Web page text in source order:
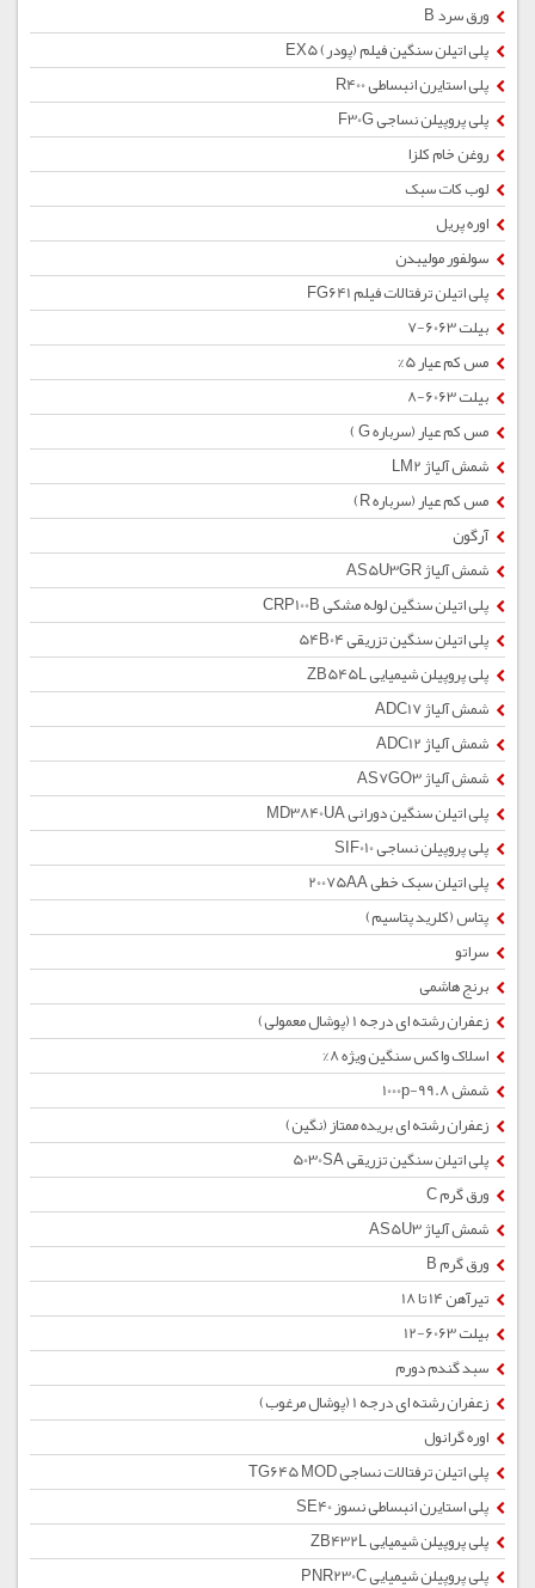
ورق سرد B
پلی اتیلن سنگین فیلم (پودر) EX5
پلی استایرن انبساطی R400
پلی پروپیلن نساجی F30G
روغن خام کلزا
لوب کات سبک
اوره پریل
سولفور مولیبدن
پلی اتیلن ترفتالات فیلم FG641
بیلت 6063-7
مس کم عیار 5%
بیلت 6063-8
مس کم عیار (سرباره G )
شمش آلیاژ LM2
مس کم عیار (سرباره R)
آرگون
شمش آلیاژ AS5U3GR
پلی اتیلن سنگین لوله مشکی CRP100B
پلی اتیلن سنگین تزریقی 54B04
پلی پروپیلن شیمیایی ZB545L
شمش آلیاژ ADC17
شمش آلیاژ ADC12
شمش آلیاژ AS7GO3
پلی اتیلن سنگین دورانی MD3840UA
پلی پروپیلن نساجی SIF010
پلی اتیلن سبک خطی 20075AA
پتاس (کلرید پتاسیم)
سراتو
برنج هاشمی
زعفران رشته ای درجه 1 (پوشال معمولی)
اسلاک واکس سنگین ویژه 8%
شمش 1000p-99.8
زعفران رشته ای بریده ممتاز (نگین)
پلی اتیلن سنگین تزریقی 5030SA
ورق گرم C
شمش آلیاژ AS5U3
ورق گرم B
تیرآهن 14 تا 18
بیلت 6063-12
سبد گندم دورم
زعفران رشته ای درجه 1 (پوشال مرغوب)
اوره گرانول
پلی اتیلن ترفتالات نساجی TG645 MOD
پلی استایرن انبساطی نسوز SE40
پلی پروپیلن شیمیایی ZB432L
پلی پروپیلن شیمیایی PNR230C